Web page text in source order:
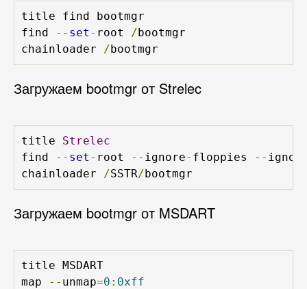
title find bootmgr
find
-- set - root /bootmgr
chainloader
/bootmgr
Загружаем bootmgr от Strelec
title Strelec
find
-- set - root -- ignore- floppies --
chainloader
/SSTR/bootmgr
Загружаем bootmgr от MSDART
title MSDART
map
-- unmap=0 : 0xff